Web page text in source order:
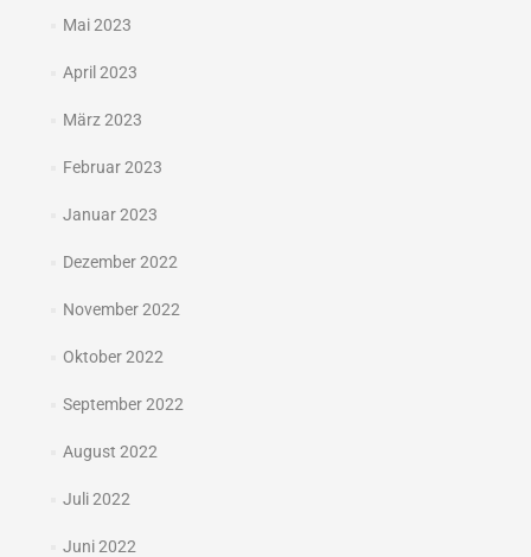
Mai 2023
April 2023
März 2023
Februar 2023
Januar 2023
Dezember 2022
November 2022
Oktober 2022
September 2022
August 2022
Juli 2022
Juni 2022